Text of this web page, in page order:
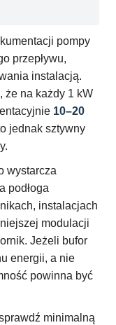
pompy
przepływu,
instalacją.
że na każdy 1 kW
10–20
jednak sztywny
wystarcza
podłoga
instalacjach
modulacji
Jeżeli bufor
energii, a nie
powinna być
minimalną